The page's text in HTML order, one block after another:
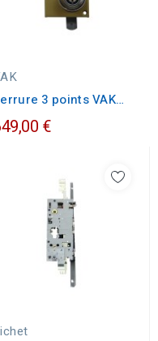
3 points VAK
verticale A2P1
€